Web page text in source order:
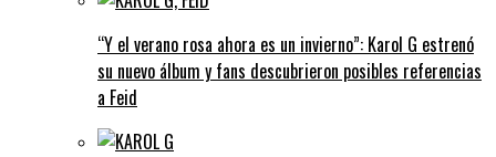
“Y el verano rosa ahora es un invierno”: Karol G estrenó
su nuevo álbum y fans descubrieron posibles referencias
a Feid